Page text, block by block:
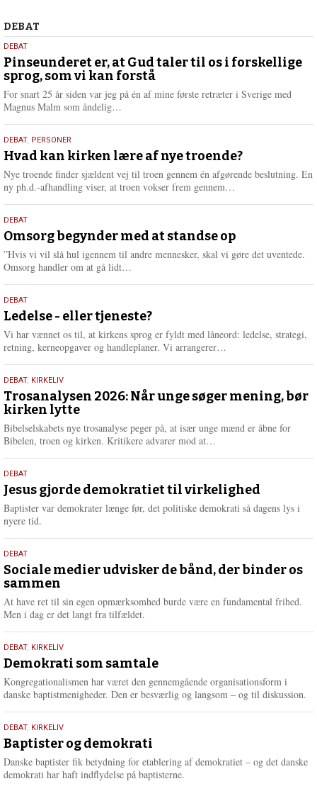
Debat
DEBAT
5.
august
2026
DEBAT
Pinseunderet er, at Gud taler til os i forskellige
sprog, som vi kan forstå
For snart 25 år siden var jeg på én af mine første retræter i Sverige med
Magnus Malm som åndelig…
e
r
e
25.
juli
2026
DEBAT, PERSONER
Hvad kan kirken lære af nye troende?
Nye troende finder sjældent vej til troen gennem én afgørende beslutning. En
ny ph.d.-afhandling viser, at troen vokser frem gennem…
e
r
e
9.
juli
2026
DEBAT
Omsorg begynder med at standse op
”Hvis vi vil slå hul igennem til andre mennesker, skal vi gøre det uventede.
Omsorg handler om at gå lidt…
e
r
e
10.
juni
2026
DEBAT
Ledelse - eller tjeneste?
Vi har vænnet os til, at kirkens sprog er fyldt med låneord: ledelse, strategi,
retning, kerneopgaver og handleplaner. Vi arrangerer…
e
2.
juni
2026
DEBAT, KIRKELIV
Trosanalysen 2026: Når unge søger mening, bør
kirken lytte
Bibelselskabets nye trosanalyse peger på, at især unge mænd er åbne for
Bibelen, troen og kirken. Kritikere advarer mod at…
e
r
18.
maj
2026
DEBAT
Jesus gjorde demokratiet til virkelighed
Baptister var demokrater længe før, det politiske demokrati så dagens lys i
nyere tid.
18.
maj
2026
DEBAT
Sociale medier udvisker de bånd, der binder os
sammen
At have ret til sin egen opmærksomhed burde være en fundamental frihed.
Men i dag er det langt fra tilfældet.
18.
maj
2026
DEBAT, KIRKELIV
Demokrati som samtale
Kongregationalismen har været den gennemgående organisationsform i
danske baptistmenigheder. Den er besværlig og langsom – og til diskussion.
18.
maj
2026
DEBAT, KIRKELIV
Baptister og demokrati
Danske baptister fik betydning for etablering af demokratiet – og det danske
demokrati har haft indflydelse på baptisterne.